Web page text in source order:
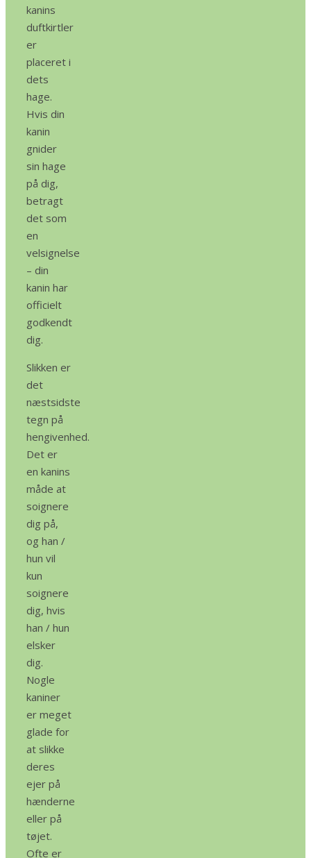
kanins
duftkirtler
er
placeret i
dets
hage.
Hvis din
kanin
gnider
sin hage
på dig,
betragt
det som
en
velsignelse
– din
kanin har
officielt
godkendt
dig.
Slikken er
det
næstsidste
tegn på
hengivenhed.
Det er
en kanins
måde at
soignere
dig på,
og han /
hun vil
kun
soignere
dig, hvis
han / hun
elsker
dig.
Nogle
kaniner
er meget
glade for
at slikke
deres
ejer på
hænderne
eller på
tøjet.
Ofte er